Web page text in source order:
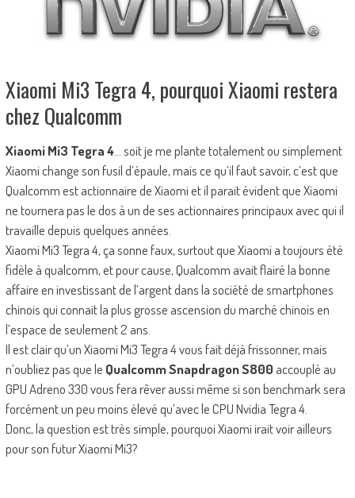
Xiaomi Mi3 Tegra 4, pourquoi Xiaomi restera
chez Qualcomm
Xiaomi Mi3 Tegra 4… soit je me plante totalement ou simplement
Xiaomi change son fusil d’épaule, mais ce qu’il faut savoir, c’est que
Qualcomm est actionnaire de Xiaomi et il parait évident que Xiaomi
ne tournera pas le dos à un de ses actionnaires principaux avec qui il
travaille depuis quelques années.
Xiaomi Mi3 Tegra 4, ça sonne faux, surtout que Xiaomi a toujours été
fidèle à qualcomm, et pour cause, Qualcomm avait flairé la bonne
affaire en investissant de l’argent dans la société de smartphones
chinois qui connait la plus grosse ascension du marché chinois en
l’espace de seulement 2 ans.
Il est clair qu’un Xiaomi Mi3 Tegra 4 vous fait déjà frissonner, mais
n’oubliez pas que le Qualcomm Snapdragon S800 accouplé au
GPU Adreno 330 vous fera rêver aussi même si son benchmark sera
forcément un peu moins élevé qu’avec le CPU Nvidia Tegra 4.
Donc, la question est très simple, pourquoi Xiaomi irait voir ailleurs
pour son futur Xiaomi Mi3?